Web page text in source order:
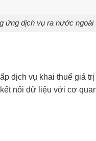
ứng dịch vụ ra nước ngoài
dịch vụ khai thuế giá
nối dữ liệu với cơ